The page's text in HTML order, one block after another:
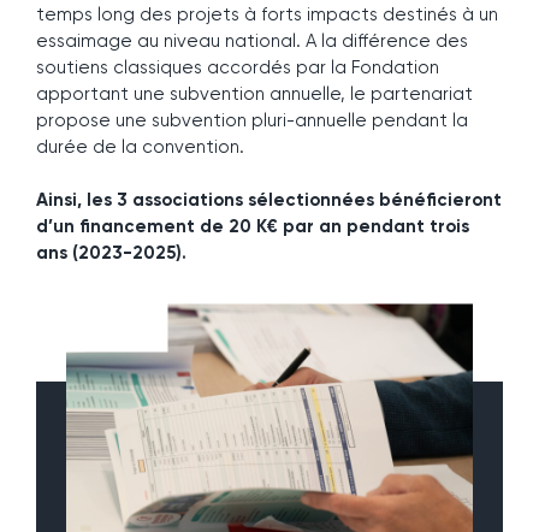
temps long des projets à forts impacts destinés à un
essaimage au niveau national. A la différence des
soutiens classiques accordés par la Fondation
apportant une subvention annuelle, le partenariat
propose une subvention pluri-annuelle pendant la
durée de la convention.
Ainsi, les 3 associations sélectionnées bénéficieront
d’un financement de 20 K€ par an pendant trois
ans (2023-2025).